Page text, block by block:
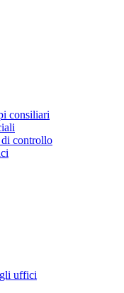
consiliari
controllo
uffici